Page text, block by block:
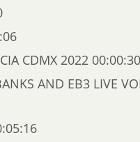
CDMX 2022 00:00:30
AND EB3 LIVE